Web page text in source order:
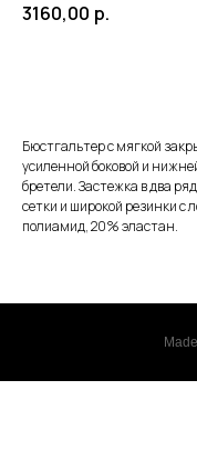
3160,00 р.
Бюстгальтер с мягкой
усиленной боковой и
бретели. Застежка в два
сетки и широкой резинки с
полиамид, 20% эластан.